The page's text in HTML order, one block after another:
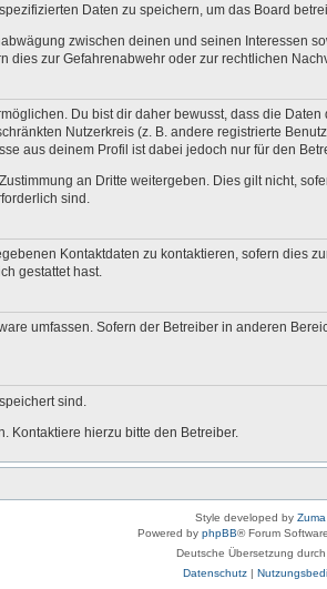
Daten zu speichern, um das Board
zwischen deinen und seinen Interessen
zur Gefahrenabwehr oder zur rechtlichen
Du bist dir daher bewusst, dass die
Nutzerkreis (z. B. andere registrierte
aus deinem Profil ist dabei jedoch nur für den
an Dritte weitergeben. Dies gilt nicht,
sind.
Kontaktdaten zu kontaktieren, sofern
gestattet hast.
umfassen. Sofern der Betreiber in anderen
sind.
Kontaktiere hierzu bitte den Betreiber.
Style developed by
Powered by phpBB® Forum
Deutsche Übersetzung durch
Datenschutz|